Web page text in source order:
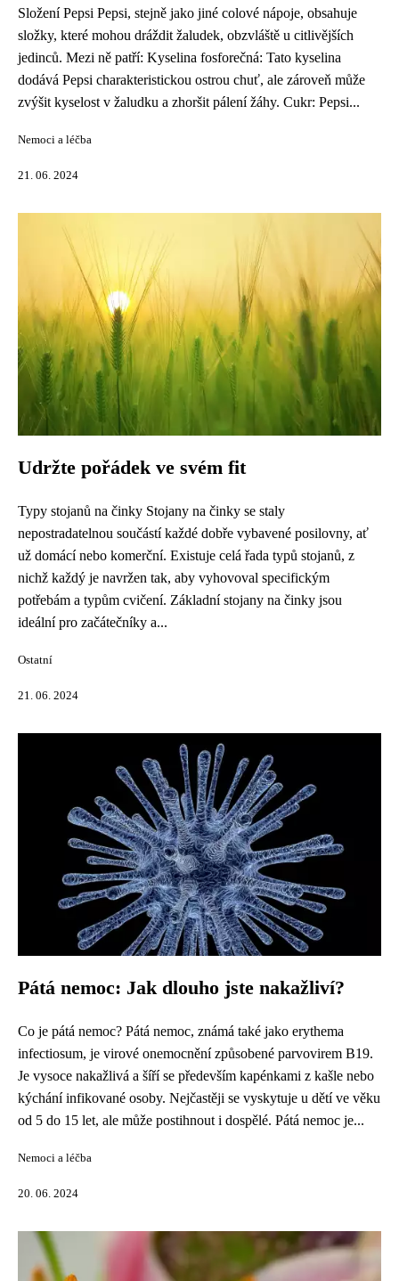
Složení Pepsi Pepsi, stejně jako jiné colové nápoje, obsahuje
složky, které mohou dráždit žaludek, obzvláště u citlivějších
jedinců. Mezi ně patří: Kyselina fosforečná: Tato kyselina
dodává Pepsi charakteristickou ostrou chuť, ale zároveň může
zvýšit kyselost v žaludku a zhoršit pálení žáhy. Cukr: Pepsi...
Nemoci a léčba
21. 06. 2024
Udržte pořádek ve svém fit
Typy stojanů na činky Stojany na činky se staly
nepostradatelnou součástí každé dobře vybavené posilovny, ať
už domácí nebo komerční. Existuje celá řada typů stojanů, z
nichž každý je navržen tak, aby vyhovoval specifickým
potřebám a typům cvičení. Základní stojany na činky jsou
ideální pro začátečníky a...
Ostatní
21. 06. 2024
Pátá nemoc: Jak dlouho jste nakažliví?
Co je pátá nemoc? Pátá nemoc, známá také jako erythema
infectiosum, je virové onemocnění způsobené parvovirem B19.
Je vysoce nakažlivá a šíří se především kapénkami z kašle nebo
kýchání infikované osoby. Nejčastěji se vyskytuje u dětí ve věku
od 5 do 15 let, ale může postihnout i dospělé. Pátá nemoc je...
Nemoci a léčba
20. 06. 2024